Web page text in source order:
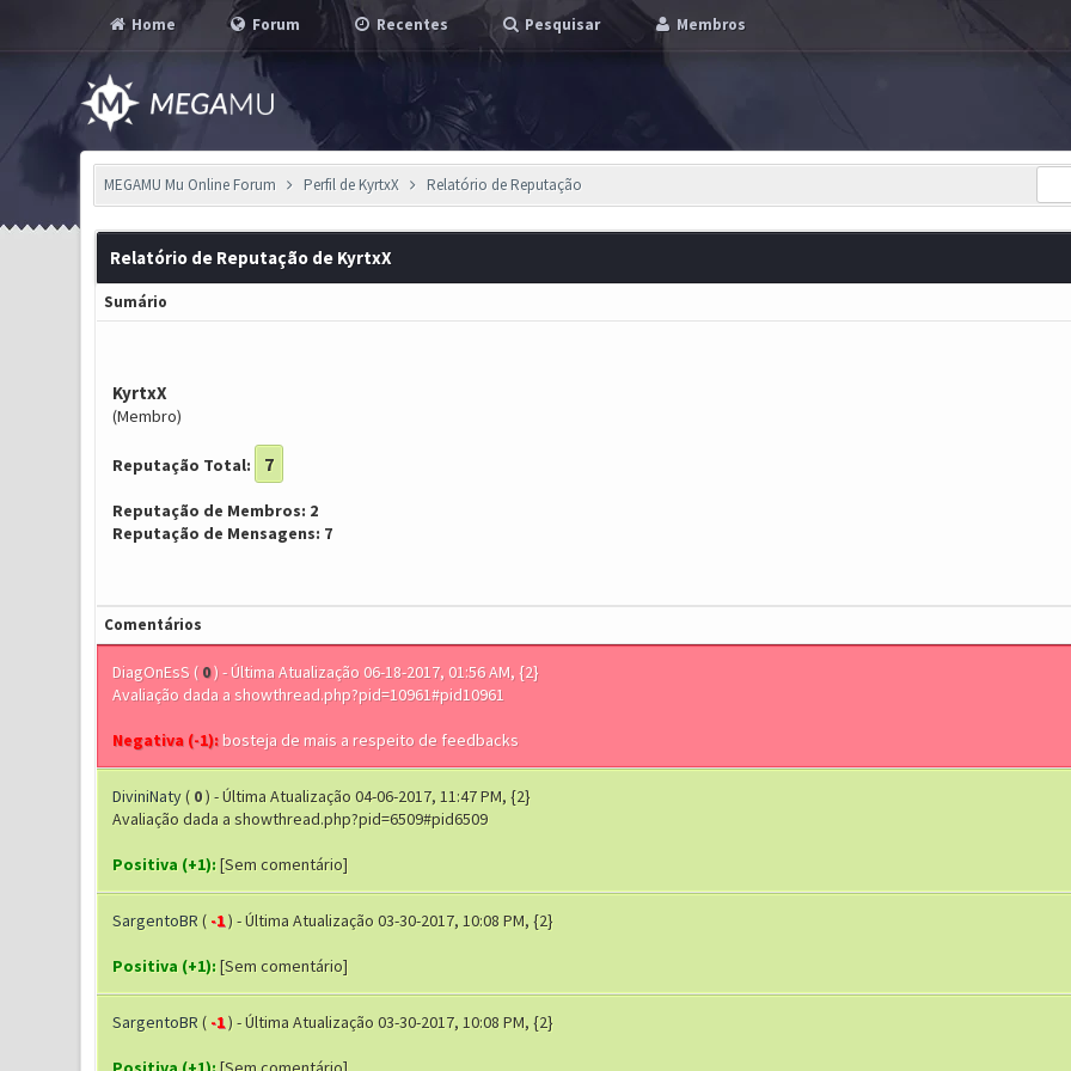
Home Forum Recentes Pesquisar Membros
MEGAMU Mu Online Forum Perfil de KyrtxX Relatório de Reputação
Relatório de Reputação de KyrtxX
Sumário
KyrtxX
(Membro)
Reputação Total: 7
Reputação de Membros: 2
Reputação de Mensagens: 7
Comentários
DiagOnEsS ( 0) - Última Atualização 06-18-2017, 01:56 AM, {2}
Avaliação dada a showthread.php?pid=10961#pid10961
Negativa (-1):bosteja de mais a respeito de feedbacks
DiviniNaty( 0) - Última Atualização 04-06-2017, 11:47 PM, {2}
Avaliação dada a showthread.php?pid=6509#pid6509
Positiva (+1): [Sem comentário]
SargentoBR( -1) - Última Atualização 03-30-2017, 10:08 PM, {2}
Positiva (+1): [Sem comentário]
SargentoBR( -1) - Última Atualização 03-30-2017, 10:08 PM, {2}